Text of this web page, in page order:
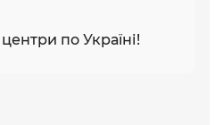
по Україні!